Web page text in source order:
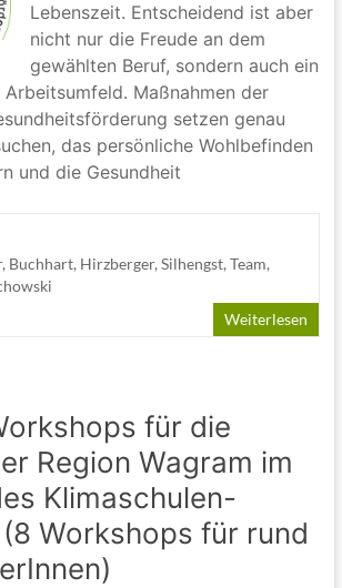
Lebenszeit. Entscheidend ist aber
nicht nur die Freude an dem
gewählten Beruf, sondern auch ein
Maßnahmen der
setzen genau
das persönliche Wohlbefinden
und die Gesundheit
, Buchhart, Hirzberger, Silhengst, Team,
Weiterlesen
für die
Region Wagram im
Klimaschulen-
Workshops für rund